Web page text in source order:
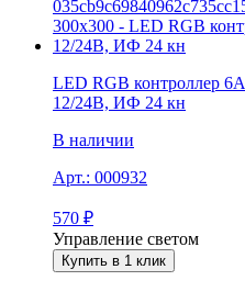
LED RGB контроллер 6А
12/24В, ИФ 24 кн
В наличии
Арт.: 000932
570 ₽
Управление светом
Купить в 1 клик